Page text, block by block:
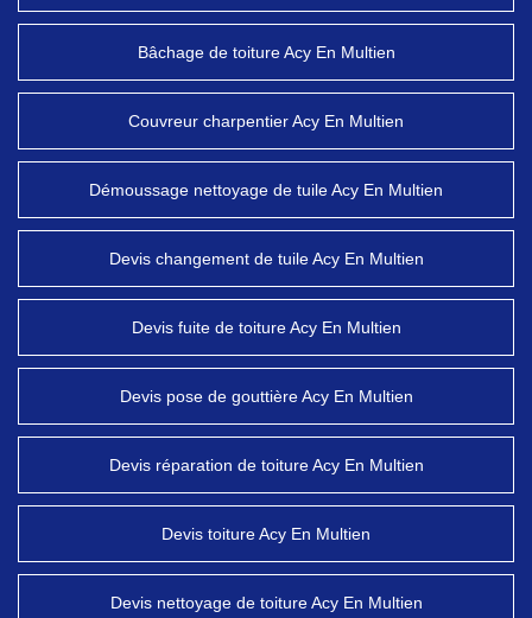
Bâchage de toiture Acy En Multien
Couvreur charpentier Acy En Multien
Démoussage nettoyage de tuile Acy En Multien
Devis changement de tuile Acy En Multien
Devis fuite de toiture Acy En Multien
Devis pose de gouttière Acy En Multien
Devis réparation de toiture Acy En Multien
Devis toiture Acy En Multien
Devis nettoyage de toiture Acy En Multien